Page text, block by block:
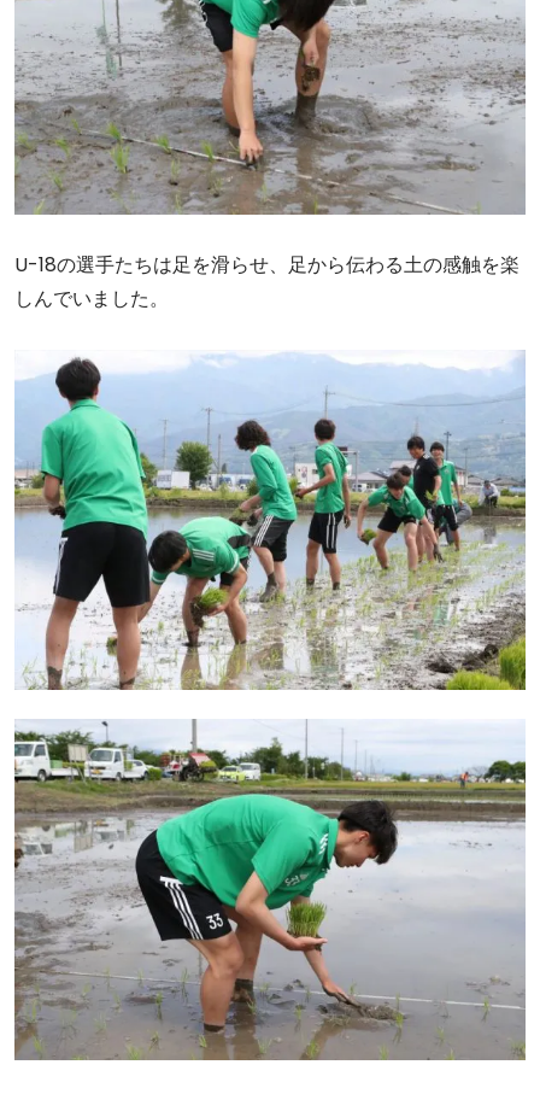
U-18の選手たちは足を滑らせ、足から伝わる土の感触を楽
しんでいました。